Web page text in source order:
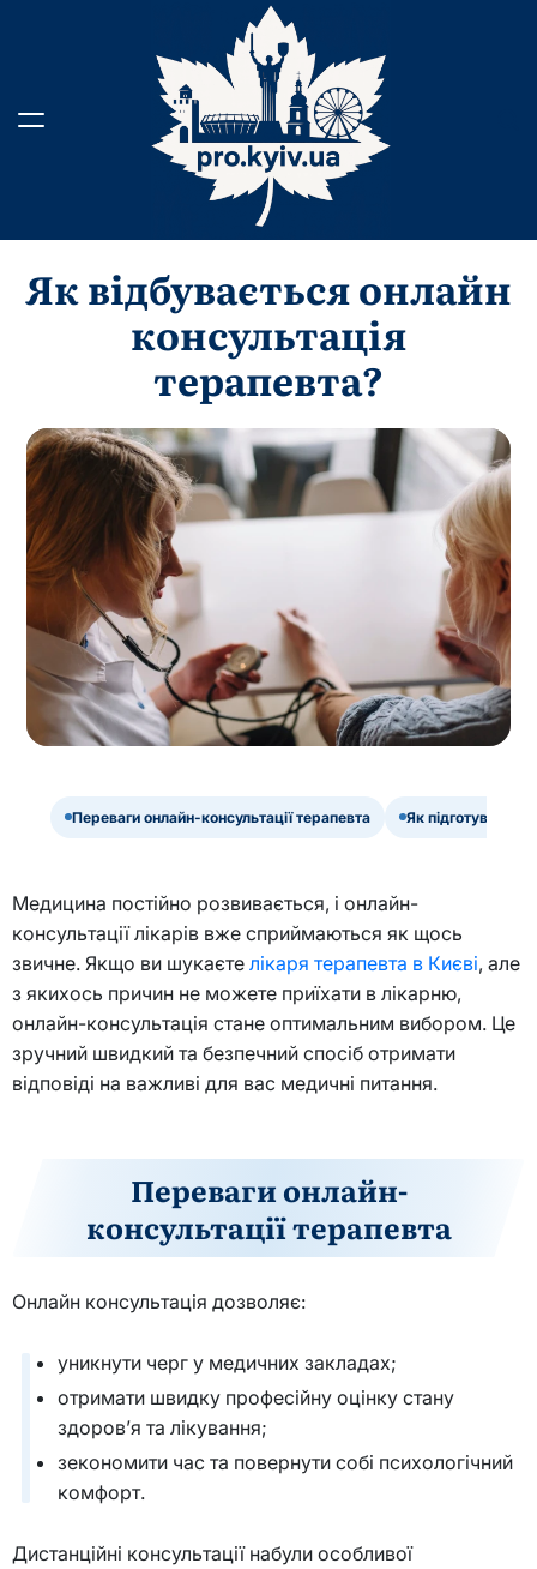
Як відбувається онлайн
консультація
терапевта?
Переваги онлайн-консультації терапевта Як підготуватися
Медицина постійно розвивається, і онлайн-
консультації лікарів вже сприймаються як щось
звичне. Якщо ви шукаєте лікаря терапевта в Києві, але
з якихось причин не можете приїхати в лікарню,
онлайн-консультація стане оптимальним вибором. Це
зручний швидкий та безпечний спосіб отримати
відповіді на важливі для вас медичні питання.
Переваги онлайн-
консультації терапевта
Онлайн консультація дозволяє:
уникнути черг у медичних закладах;
отримати швидку професійну оцінку стану
здоров’я та лікування;
зекономити час та повернути собі психологічний
комфорт.
Дистанційні консультації набули особливої